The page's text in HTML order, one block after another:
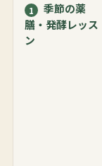
1
季節の薬
膳・発酵レッス
ン